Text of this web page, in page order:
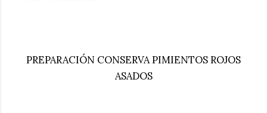
PREPARACIÓN CONSERVA PIMIENTOS ROJOS
ASADOS